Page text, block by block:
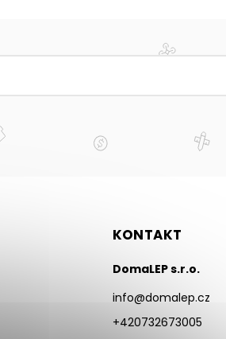
KONTAKT
DomaLEP s.r.o.
info@domalep.cz
+420732673005